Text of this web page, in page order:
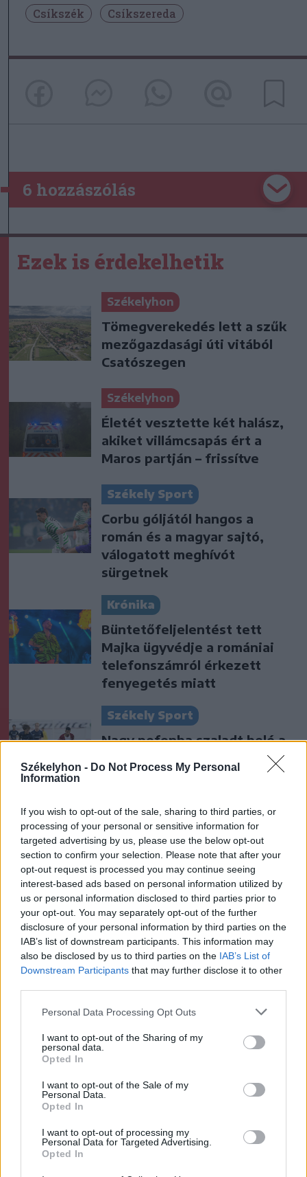
Székelyhon - Do Not Process My Personal
Information
If you wish to opt-out of the sale, sharing to third parties, or
processing of your personal or sensitive information for
targeted advertising by us, please use the below opt-out
section to confirm your selection. Please note that after your
opt-out request is processed you may continue seeing
interest-based ads based on personal information utilized by
us or personal information disclosed to third parties prior to
your opt-out. You may separately opt-out of the further
disclosure of your personal information by third parties on the
IAB’s list of downstream participants. This information may
also be disclosed by us to third parties on the IAB’s List of
Downstream Participants that may further disclose it to other
Personal Data Processing Opt Outs
I want to opt-out of the Sharing of my
personal data.
Opted In
I want to opt-out of the Sale of my
Personal Data.
Opted In
I want to opt-out of processing my
Personal Data for Targeted Advertising.
Opted In
Csíkszék Csíkszereda
6 hozzászólás
Ezek is érdekelhetik
Székelyhon
Tömegverekedés lett a szűk
mezőgazdasági úti vitából
Csatószegen
Székelyhon
Életét vesztette két halász,
akiket villámcsapás ért a
Maros partján – frissítve
Székely Sport
Corbu góljától hangos a
román és a magyar sajtó,
válogatott meghívót
sürgetnek
Krónika
Büntetőfeljelentést tett
Majka ügyvédje a romániai
telefonszámról érkezett
fenyegetés miatt
Székely Sport
Nagy pofonba szaladt belé a
Kolozsvári CFR, kikapott a
Győr és a Loki is
Nőileg
Sándor Ella: Na, indíts, s
menjünk!
A rovat további cikkei